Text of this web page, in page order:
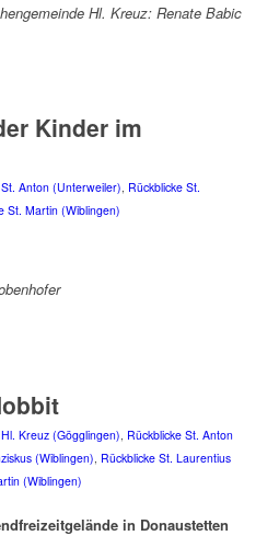
Hl. Kreuz: Renate Babic
Kinder im
Anton (Unterweiler), Rückblicke St.
St. Martin (Wiblingen)
Kreuz (Gögglingen) Rückblicke St. Anton
(Wiblingen) Rückblicke St. Laurentius
(Wiblingen)
in Donaustetten